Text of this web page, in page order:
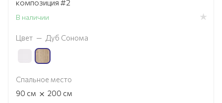
композиция #2
В наличии
Цвет — Дуб Сонома
Спальное место
90 см × 200 см